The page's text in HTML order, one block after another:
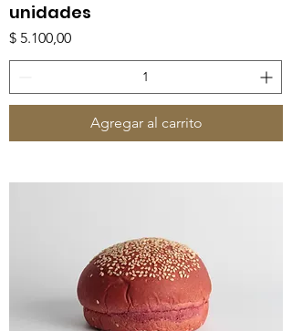
unidades
Precio
$ 5.100,00
Agregar al carrito